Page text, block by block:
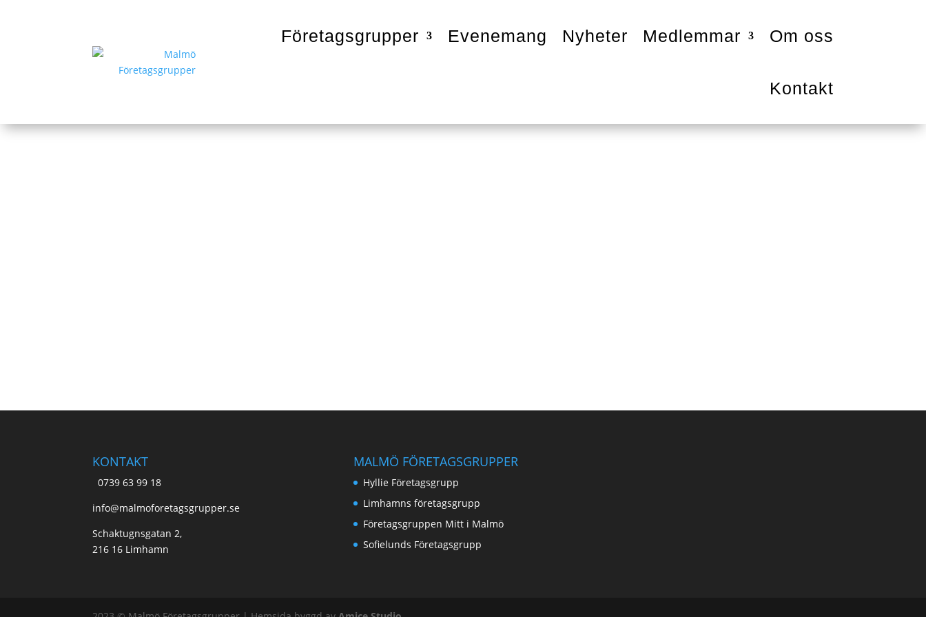
Företagsgrupper Evenemang Nyheter Medlemmar Om oss
Kontakt
KONTAKT
0739 63 99 18
info@malmoforetagsgrupper.se
Schaktugnsgatan 2,
216 16 Limhamn
MALMÖ FÖRETAGSGRUPPER
Hyllie Företagsgrupp
Limhamns företagsgrupp
Företagsgruppen Mitt i Malmö
Sofielunds Företagsgrupp